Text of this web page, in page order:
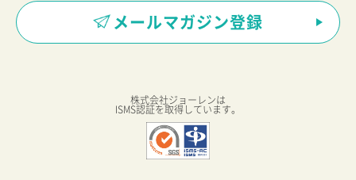
メールマガジン登録
株式会社ジョーレンは
ISMS認証を取得しています。